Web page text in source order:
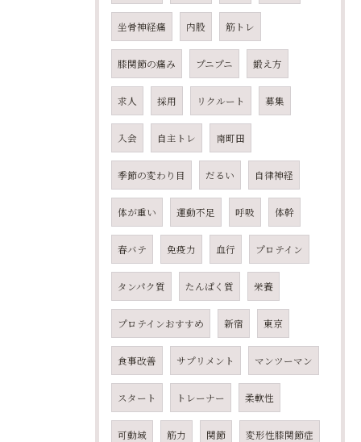
坐骨神経痛 内股 筋トレ
膝関節の痛み プニプニ 鍛え方
求人 採用 リクルート 募集
入会 自主トレ 南町田
季節の変わり目 だるい 自律神経
体が重い 運動不足 呼吸 体幹
春バテ 免疫力 血行 プロテイン
タンパク質 たんぱく質 栄養
プロテインおすすめ 新宿 東京
食事改善 サプリメント マンツーマン
スタート トレーナー 柔軟性
可動域 筋力 関節 変形性膝関節症